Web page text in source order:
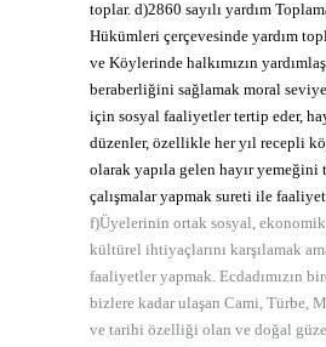
toplar. d)2860 sayılı yardım
Hükümleri çerçevesinde yardım
ve Köylerinde halkımızın
beraberliğini sağlamak moral
için sosyal faaliyetler tertip eder,
düzenler, özellikle her yıl recepli
olarak yapıla gelen hayır
çalışmalar yapmak sureti ile
f)Üyelerinin ortak sosyal,
kültürel ihtiyaçlarını karşılamak
faaliyetler yapmak. Ecdadımızın
bizlere kadar ulaşan Cami, Türbe,
ve tarihi özelliği olan ve doğal